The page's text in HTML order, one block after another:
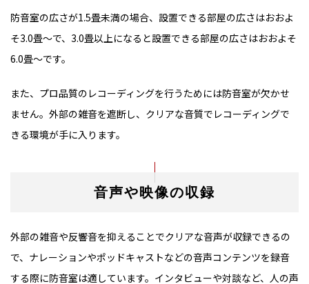
防音室の広さが1.5畳未満の場合、設置できる部屋の広さはおおよ
そ3.0畳～で、3.0畳以上になると設置できる部屋の広さはおおよそ
6.0畳～です。
また、プロ品質のレコーディングを行うためには防音室が欠かせ
ません。外部の雑音を遮断し、クリアな音質でレコーディングで
きる環境が手に入ります。
音声や映像の収録
外部の雑音や反響音を抑えることでクリアな音声が収録できるの
で、ナレーションやポッドキャストなどの音声コンテンツを録音
する際に防音室は適しています。インタビューや対談など、人の声